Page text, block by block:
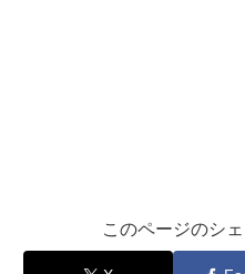
このページのシ